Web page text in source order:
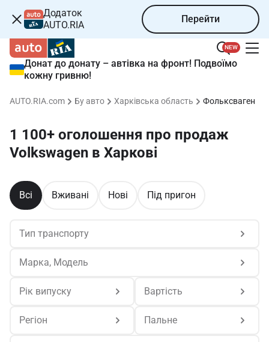
Додаток
AUTO.RIA
Перейти
NEW
Донат до донату – автівка на фронт! Подвоїмо
кожну гривню!
AUTO.RIA.com Бу авто Харківська область Фольксваген
1 100+ оголошення про продаж
Volkswagen в Харкові
Всі Вживані Нові Під пригон
Тип транспорту
Марка, Модель
Рік випуску Вартість
Регіон Пальне